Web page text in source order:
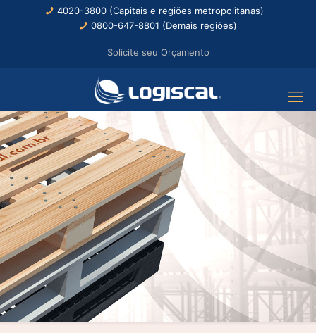
4020-3800 (Capitais e regiões metropolitanas)
0800-647-8801 (Demais regiões)
Solicite seu Orçamento